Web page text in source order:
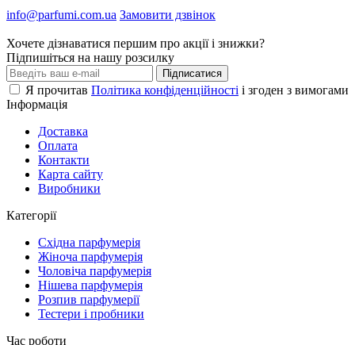
info@parfumi.com.ua Замовити дзвінок
Хочете дізнаватися першим про акції і знижки?
Підпишіться на нашу розсилку
Підписатися
Я прочитав Політика конфіденційності і згоден з вимогами
Інформація
Доставка
Оплата
Контакти
Карта сайту
Виробники
Категорії
Східна парфумерія
Жіноча парфумерія
Чоловіча парфумерія
Нішева парфумерія
Розпив парфумерії
Тестери і пробники
Час роботи